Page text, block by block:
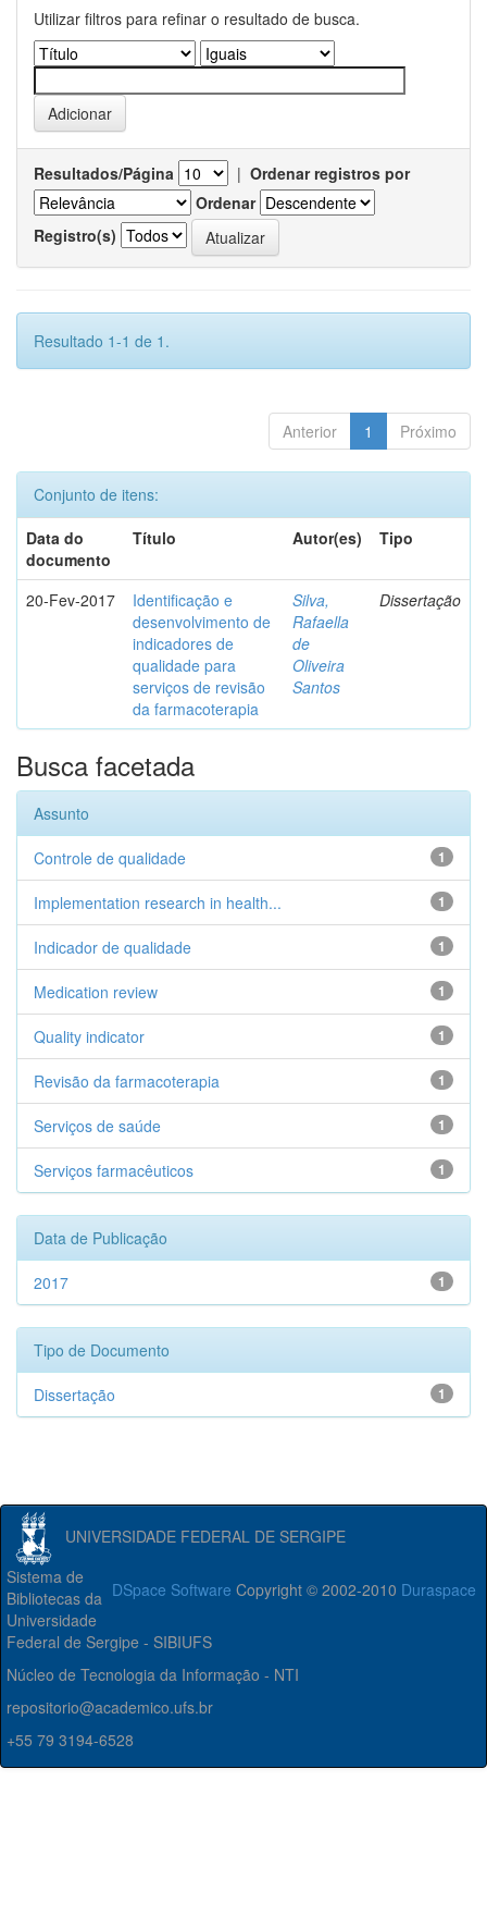
Utilizar filtros para refinar o resultado de busca.
Resultados/Página | Ordenar registros por
Ordenar
Registro(s)
Resultado 1-1 de 1.
Anterior 1 Próximo
Conjunto de itens:
Data do
documento
Título Autor(es) Tipo
20-Fev-2017
Identificação e
desenvolvimento de
indicadores de
qualidade para
serviços de revisão
da farmacoterapia
Silva,
Rafaella
de
Oliveira
Santos
Dissertação
Busca facetada
Assunto
1
Controle de qualidade
1
Implementation research in health...
1
Indicador de qualidade
1
Medication review
1
Quality indicator
1
Revisão da farmacoterapia
1
Serviços de saúde
1
Serviços farmacêuticos
Data de Publicação
1
2017
Tipo de Documento
1
Dissertação
UNIVERSIDADE FEDERAL DE SERGIPE
DSpace Software Copyright © 2002-2010 Duraspace
Sistema de
Bibliotecas da
Universidade
Federal de Sergipe - SIBIUFS
Núcleo de Tecnologia da Informação - NTI
repositorio@academico.ufs.br
+55 79 3194-6528